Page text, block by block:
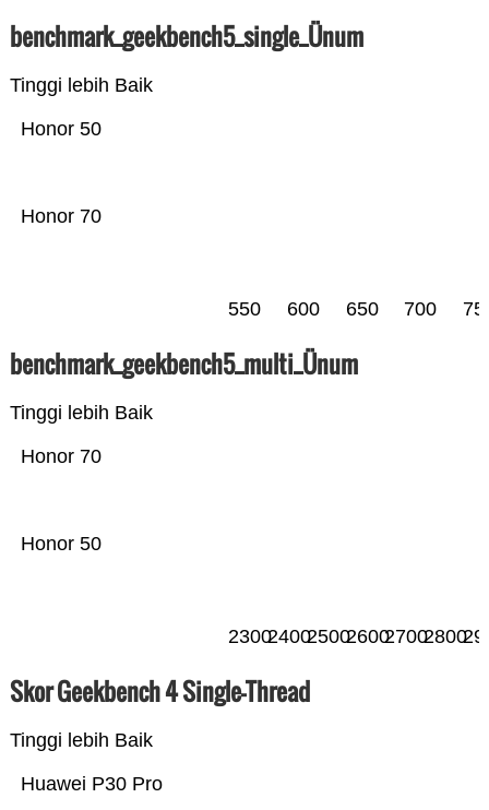
benchmark_geekbench5_single_Ünum
Tinggi lebih Baik
Honor 70
Honor 50
550 600 650 700
benchmark_geekbench5_multi_Ünum
Tinggi lebih Baik
Honor 50
Honor 70
230024002500260027002800
Skor Geekbench 4 Single-Thread
Tinggi lebih Baik
Huawei P30 Pro